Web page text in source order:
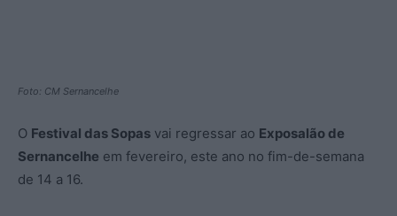
Foto: CM Sernancelhe
O Festival das Sopas vai regressar ao Exposalão de
Sernancelhe em fevereiro, este ano no fim-de-semana
de 14 a 16.